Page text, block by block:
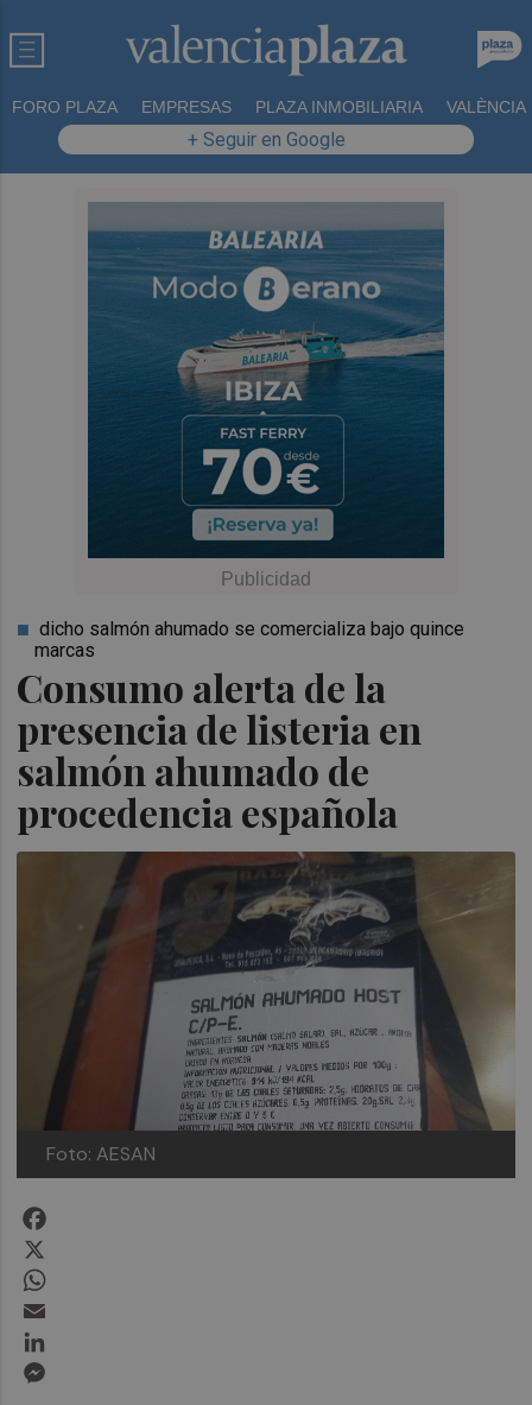
FORO PLAZA EMPRESAS PLAZA INMOBILIARIA VALÈNCIA
+ Seguir en Google
Consumo alerta de la
presencia de listeria en
salmón ahumado de
procedencia española
dicho salmón ahumado se comercializa bajo quince
marcas
Foto: AESAN